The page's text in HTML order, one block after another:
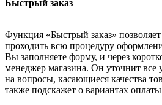
Быстрый заказ
Функция «Быстрый заказ»
проходить всю процедуру
Вы заполняете форму, и через
менеджер магазина. Он уточнит все
на вопросы, касающиеся качества
также подскажет о вариантах